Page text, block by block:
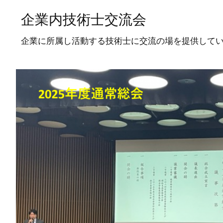
企業内技術士交流会
企業に所属し活動する技術士に交流の場を提供して